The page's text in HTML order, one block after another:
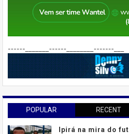
------_______------________-------___
POPULAR RECENT
Ipirá na mira do